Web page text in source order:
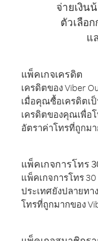
จ่ายเงิน
ตัวเลือ
แ
แพ็คเกจเครดิต
เครดิตของ Viber
เมื่อคุณซื้อเครดิตเ
เครดิตของคุณเพื่อ
อัตราค่าโทรที่ถูกม
แพ็คเกจการโทร
แพ็คเกจการโทร
ประเทศยังปลายท
โทรที่ถูกมากของ